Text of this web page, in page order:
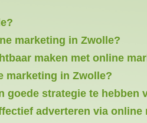
marketing in Zwolle?
maken met online
marketing in Zwolle?
goede strategie te
adverteren via online